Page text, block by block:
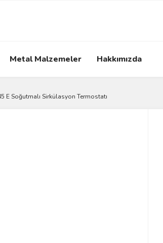
Metal Malzemeler Hakkımızda
E Soğutmalı Sirkülasyon Termostatı